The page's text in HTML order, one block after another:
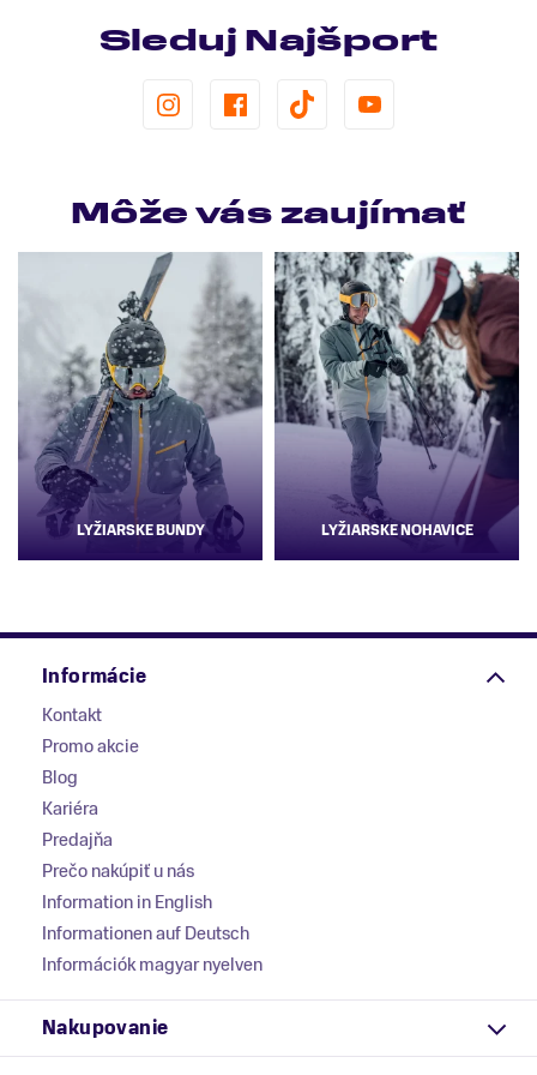
Sleduj Najšport
Môže vás zaujímať
LYŽIARSKE BUNDY LYŽIARSKE NOHAVICE
Informácie
Kontakt
Promo akcie
Blog
Kariéra
Predajňa
Prečo nakúpiť u nás
Information in English
Informationen auf Deutsch
Információk magyar nyelven
Nakupovanie